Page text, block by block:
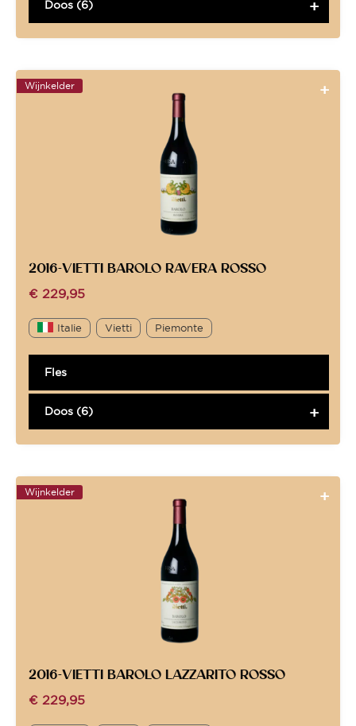
Doos (6)
Wijnkelder
2016-VIETTI BAROLO RAVERA ROSSO
€ 229,95
Italie Vietti Piemonte
Fles
Doos (6)
Wijnkelder
2016-VIETTI BAROLO LAZZARITO ROSSO
€ 229,95